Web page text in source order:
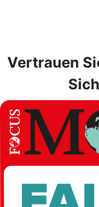
Vertrauen